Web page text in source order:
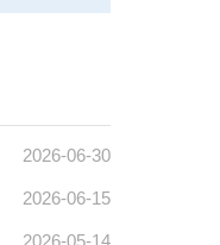
2026-06-30
2026-06-15
2026-05-14